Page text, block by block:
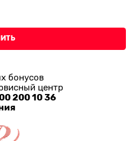
бонусов
центр
200 10 36